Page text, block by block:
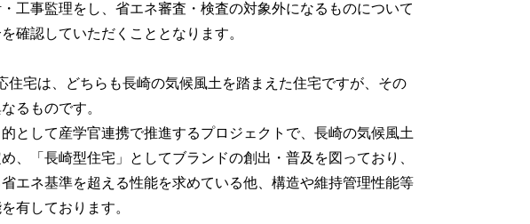
工事監理をし、省エネ審査・検査の対象外になるものについて
確認していただくこととなります。
住宅は、どちらも長崎の気候風土を踏まえた住宅ですが、その
るものです。
として産学官連携で推進するプロジェクトで、長崎の気候風土
、「長崎型住宅」としてブランドの創出・普及を図っており、
エネ基準を超える性能を求めている他、構造や維持管理性能等
有しております。